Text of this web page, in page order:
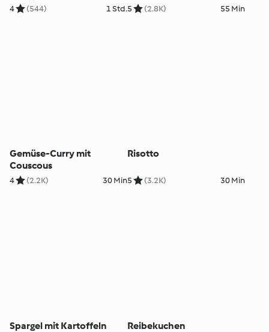
4 (544) 1 Std.5 (2.8K) 55 Min
Gemüse-Curry mit
Couscous
4 (2.2K) 30 Min
Risotto
5 (3.2K) 30 Min
Spargel mit Kartoffeln Reibekuchen